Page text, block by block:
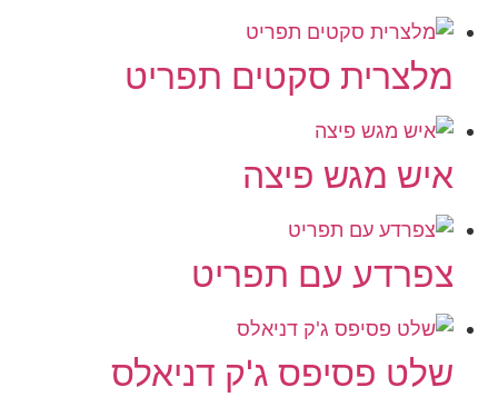
מלצרית סקטים תפריט
איש מגש פיצה
צפרדע עם תפריט
שלט פסיפס ג'ק דניאלס